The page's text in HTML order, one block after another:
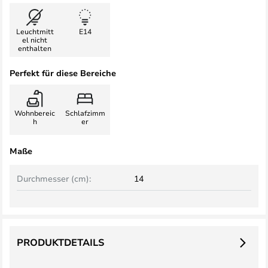
Leuchtmitt
el nicht
enthalten
E14
Perfekt für diese Bereiche
Wohnbereic
h
Schlafzimm
er
Maße
Durchmesser (cm): 14
PRODUKTDETAILS